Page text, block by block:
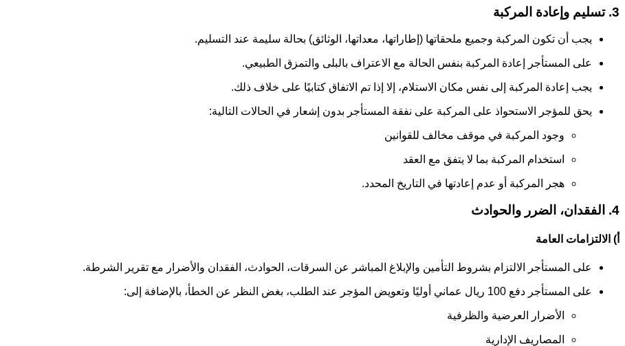
3. تسليم وإعادة المركبة
يجب أن تكون المركبة وجميع ملحقاتها (إطاراتها، معداتها، الوثائق) بحالة سليمة عند التسليم.
على المستأجر إعادة المركبة بنفس الحالة مع الاعتراف بالبلى والتمزق الطبيعي.
يجب إعادة المركبة إلى نفس مكان الاستلام، إلا إذا تم الاتفاق كتابيًا على خلاف ذلك.
يحق للمؤجر الاستحواذ على المركبة على نفقة المستأجر بدون إشعار في الحالات التالية:
وجود المركبة في موقف مخالف للقوانين
استخدام المركبة بما لا يتفق مع العقد
هجر المركبة أو عدم إعادتها في التاريخ المحدد.
4. الفقدان، الضرر والحوادث
أ) الالتزامات العامة
على المستأجر الالتزام بشروط التأمين والإبلاغ المباشر عن السرقات، الحوادث، الفقدان والأضرار مع تقرير الشرطة.
على المستأجر دفع 100 ريال عماني أوليًا وتعويض المؤجر عند الطلب، بغض النظر عن الخطأ، بالإضافة إلى:
الأضرار العرضية والظرفية
المصاريف الإدارية